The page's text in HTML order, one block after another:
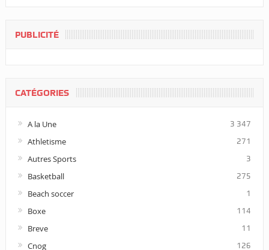
PUBLICITÉ
CATÉGORIES
A la Une 3 347
Athletisme 271
Autres Sports 3
Basketball 275
Beach soccer 1
Boxe 114
Breve 11
Cnog 126